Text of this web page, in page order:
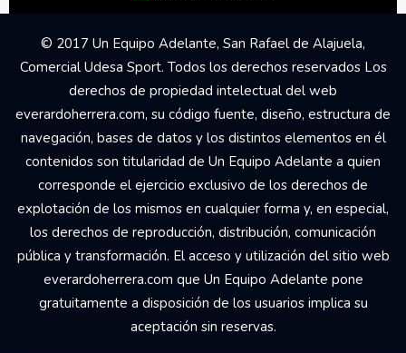
© 2017 Un Equipo Adelante, San Rafael de Alajuela,
Comercial Udesa Sport. Todos los derechos reservados Los
derechos de propiedad intelectual del web
everardoherrera.com, su código fuente, diseño, estructura de
navegación, bases de datos y los distintos elementos en él
contenidos son titularidad de Un Equipo Adelante a quien
corresponde el ejercicio exclusivo de los derechos de
explotación de los mismos en cualquier forma y, en especial,
los derechos de reproducción, distribución, comunicación
pública y transformación. El acceso y utilización del sitio web
everardoherrera.com que Un Equipo Adelante pone
gratuitamente a disposición de los usuarios implica su
aceptación sin reservas.